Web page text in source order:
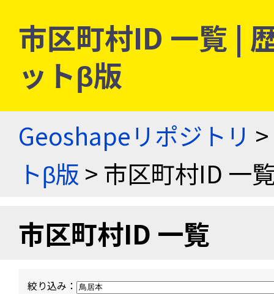
市区町村ID 一覧 |
ットβ版
Geoshapeリポジトリ >
トβ版 > 市区町村ID 一
市区町村ID 一覧
絞り込み：